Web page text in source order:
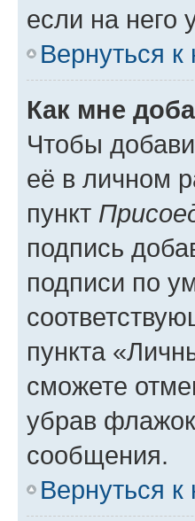
если на него
Вернуться к
Как мне
Чтобы
её в личном
пункт
подпись
подписи по
пункта
сможете
убрав флажок
сообщения.
Вернуться к